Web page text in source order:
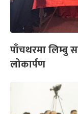
पाँचथरमा लिम्बु
लोकार्पण